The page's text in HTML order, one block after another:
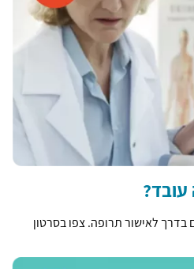
עובד?
בדרך לאישור תרופה. צפו בסרטון